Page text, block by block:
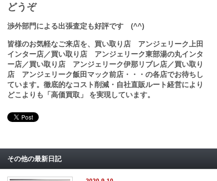
どうぞ
渉外部門による出張査定も好評です (^^)
皆様のお気軽なご来店を、買い取り店 アンジェリーク上田
インター店／買い取り店 アンジェリーク東部湯の丸インタ
ー店／買い取り店 アンジェリーク伊那リブレ店／買い取り
店 アンジェリーク飯田マック前店・・・の各店でお待ちし
ています。徹底的なコスト削減・自社直販ルート経営により
どこよりも「高価買取」 を実現しています。
その他の最新日記